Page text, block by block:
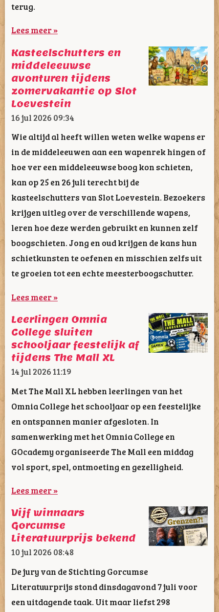
terug.
Lees meer »
Kasteelschutters en
middeleeuwse
avonturen tijdens
zomervakantie op Slot
Loevestein
16 jul 2026 09:34
Wie altijd al heeft willen weten welke wapens er
in de middeleeuwen aan een wapenrek hingen of
hoe ver een middeleeuwse boog kon schieten,
kan op 25 en 26 juli terecht bij de
kasteelschutters van Slot Loevestein. Bezoekers
krijgen uitleg over de verschillende wapens,
leren hoe deze werden gebruikt en kunnen zelf
boogschieten. Jong en oud krijgen de kans hun
schietkunsten te oefenen en misschien zelfs uit
te groeien tot een echte meesterboogschutter.
Lees meer »
Leerlingen Omnia
College sluiten
schooljaar feestelijk af
tijdens The Mall XL
14 jul 202611:19
Met The Mall XL hebben leerlingen van het
Omnia College het schooljaar op een feestelijke
en ontspannen manier afgesloten. In
samenwerking met het Omnia College en
GOcademy organiseerde The Mall een middag
vol sport, spel, ontmoeting en gezelligheid.
Lees meer »
Vijf winnaars
Gorcumse
Literatuurprijs bekend
10 jul 2026 08:48
De jury van de Stichting Gorcumse
Literatuurprijs stond dinsdagavond 7 juli voor
een uitdagende taak. Uit maar liefst 298